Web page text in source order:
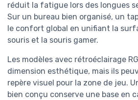
réduit la fatigue lors des longues
Sur un bureau bien organisé, un
le confort global en unifiant la
souris et la souris gamer.
Les modèles avec rétroéclairage
dimension esthétique, mais ils
repère visuel pour la zone de jeu.
bien conçu conserve une base en